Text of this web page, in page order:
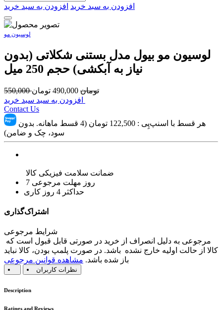
افزودن به سبد خرید افزودن به سبد خرید
لوسیون مو
لوسیون مو بیول مدل بستنی شکلاتی (بدون
نیاز به آبکشی) حجم 250 میل
550,000 تومان 490,000 تومان
Contact Us
هر قسط با اسنپ‌پِی : 122,500
تومان (4 قسط ماهانه. بدون
سود، چک و ضامن)
ضمانت سلامت فیزیکی کالا
7 روز مهلت مرجوعی
حداکثر 4 روز کاری
اشتراک‌گذاری
شرایط مرجوعی
کالا از حالت اولیه خارج نشده باشد. در صورت پلمپ بودن، کالا نباید
باز شده باشد. مشاهده قوانین مرجوعی
نظرات کاربران
Description
Ratings and Reviews